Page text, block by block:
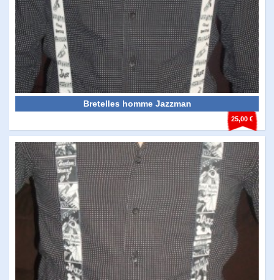
25,00 €
Bretelles homme Jazzman